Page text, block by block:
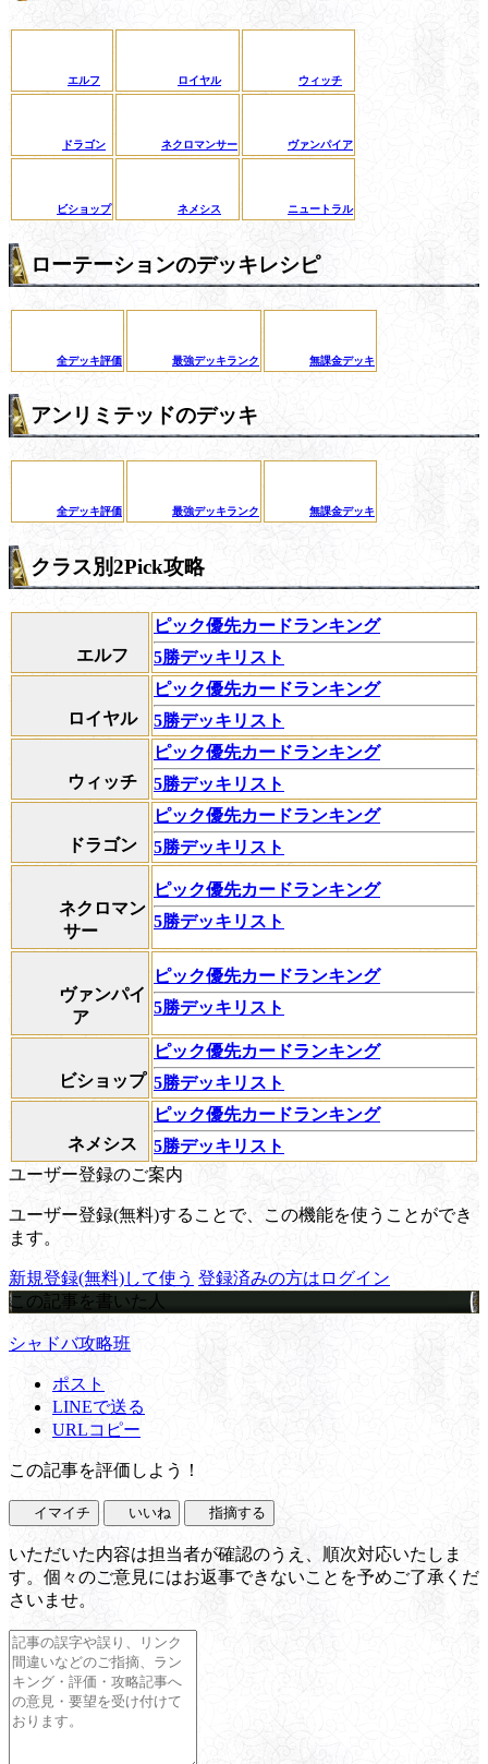
エルフ ロイヤル ウィッチ
ドラゴン ネクロマンサー ヴァンパイア
ビショップ ネメシス ニュートラル
ローテーションのデッキレシピ
全デッキ評価 最強デッキランク 無課金デッキ
アンリミテッドのデッキ
全デッキ評価 最強デッキランク 無課金デッキ
クラス別2Pick攻略
エルフ
ピック優先カードランキング
5勝デッキリスト
ロイヤル
ピック優先カードランキング
5勝デッキリスト
ウィッチ
ピック優先カードランキング
5勝デッキリスト
ドラゴン
ピック優先カードランキング
5勝デッキリスト
ネクロマン
サー
ピック優先カードランキング
5勝デッキリスト
ヴァンパイ
ア
ピック優先カードランキング
5勝デッキリスト
ビショップ
ピック優先カードランキング
5勝デッキリスト
ネメシス
ピック優先カードランキング
5勝デッキリスト
ユーザー登録のご案内
ユーザー登録(無料)することで、この機能を使うことができ
ます。
新規登録(無料)して使う 登録済みの方はログイン
この記事を書いた人
シャドバ攻略班
ポスト
LINEで送る
URLコピー
この記事を評価しよう！
イマイチ いいね 指摘する
いただいた内容は担当者が確認のうえ、順次対応いたしま
す。個々のご意見にはお返事できないことを予めご了承くだ
さいませ。